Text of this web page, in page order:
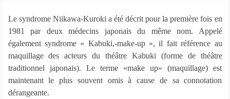
Le syndrome Niikawa-Kuroki a été décrit pour la première fois en
1981 par deux médecins japonais du même nom. Appelé
également syndrome « Kabuki,-make-up », il fait référence au
maquillage des acteurs du théâtre Kabuki (forme de théâtre
traditionnel japonais). Le terme «make up» (maquillage) est
maintenant le plus souvent omis à cause de sa connotation
dérangeante.